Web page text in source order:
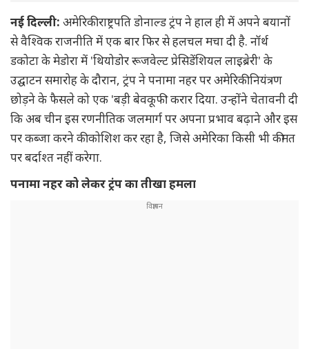
नई दिल्ली: अमेरिकी राष्ट्रपति डोनाल्ड ट्रंप ने हाल ही में अपने बयानों
से वैश्विक राजनीति में एक बार फिर से हलचल मचा दी है. नॉर्थ
डकोटा के मेडोरा में 'थियोडोर रूजवेल्ट प्रेसिडेंशियल लाइब्रेरी' के
उद्घाटन समारोह के दौरान, ट्रंप ने पनामा नहर पर अमेरिकी नियंत्रण
छोड़ने के फैसले को एक 'बड़ी बेवकूफी' करार दिया. उन्होंने चेतावनी दी
कि अब चीन इस रणनीतिक जलमार्ग पर अपना प्रभाव बढ़ाने और इस
पर कब्जा करने की कोशिश कर रहा है, जिसे अमेरिका किसी भी कीमत
पर बर्दाश्त नहीं करेगा.
पनामा नहर को लेकर ट्रंप का तीखा हमला